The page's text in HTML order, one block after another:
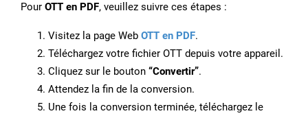
Pour OTT en PDF, veuillez suivre ces étapes :
Visitez la page Web OTT en PDF.
Téléchargez votre fichier OTT depuis votre appareil.
Cliquez sur le bouton “Convertir”.
Attendez la fin de la conversion.
Une fois la conversion terminée, téléchargez le